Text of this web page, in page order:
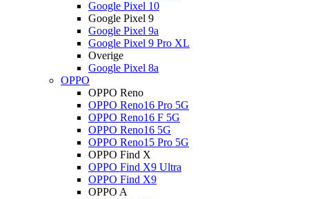
Google Pixel 10
Google Pixel 9
Google Pixel 9a
Google Pixel 9 Pro XL
Overige
Google Pixel 8a
OPPO
OPPO Reno
OPPO Reno16 Pro 5G
OPPO Reno16 F 5G
OPPO Reno16 5G
OPPO Reno15 Pro 5G
OPPO Find X
OPPO Find X9 Ultra
OPPO Find X9
OPPO A